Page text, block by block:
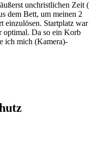
unchristlichen Zeit (
dem Bett, um meinen 2
einzulösen. Startplatz war
optimal. Da so ein Korb
ich mich (Kamera)-